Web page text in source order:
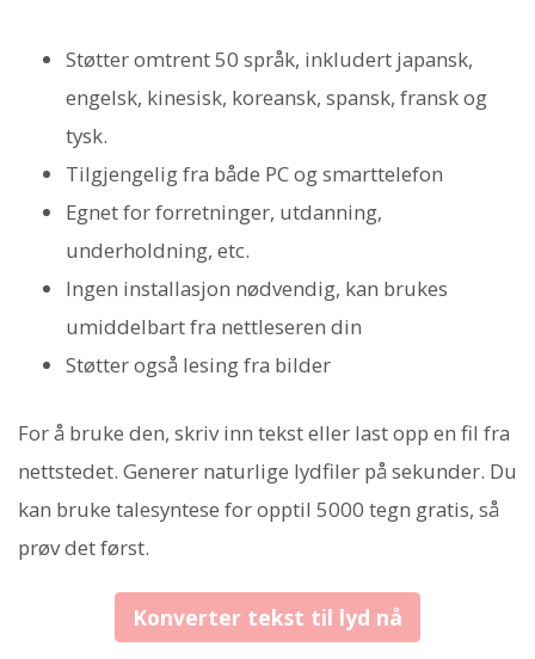
Støtter omtrent 50 språk, inkludert japansk,
engelsk, kinesisk, koreansk, spansk, fransk og
tysk.
Tilgjengelig fra både PC og smarttelefon
Egnet for forretninger, utdanning,
underholdning, etc.
Ingen installasjon nødvendig, kan brukes
umiddelbart fra nettleseren din
Støtter også lesing fra bilder
For å bruke den, skriv inn tekst eller last opp en fil fra
nettstedet. Generer naturlige lydfiler på sekunder. Du
kan bruke talesyntese for opptil 5000 tegn gratis, så
prøv det først.
Konverter tekst til lyd nå